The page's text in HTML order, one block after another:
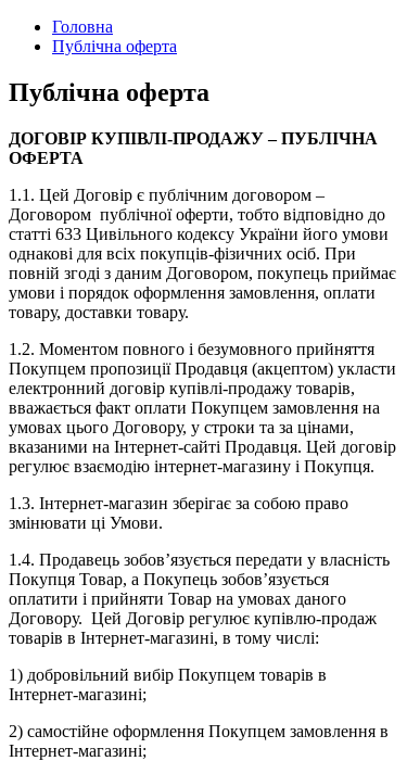
Головна
Публічна оферта
Публічна оферта
ДОГОВІР КУПІВЛІ-ПРОДАЖУ – ПУБЛІЧНА
ОФЕРТА
1.1. Цей Договір є публічним договором –
Договором публічної оферти, тобто відповідно до
статті 633 Цивільного кодексу України його умови
однакові для всіх покупців-фізичних осіб. При
повній згоді з даним Договором, покупець приймає
умови і порядок оформлення замовлення, оплати
товару, доставки товару.
1.2. Моментом повного і безумовного прийняття
Покупцем пропозиції Продавця (акцептом) укласти
електронний договір купівлі-продажу товарів,
вважається факт оплати Покупцем замовлення на
умовах цього Договору, у строки та за цінами,
вказаними на Інтернет-сайті Продавця. Цей договір
регулює взаємодію інтернет-магазину і Покупця.
1.3. Інтернет-магазин зберігає за собою право
змінювати ці Умови.
1.4. Продавець зобов’язується передати у власність
Покупця Товар, а Покупець зобов’язується
оплатити і прийняти Товар на умовах даного
Договору. Цей Договір регулює купівлю-продаж
товарів в Інтернет-магазині, в тому числі:
1) добровільний вибір Покупцем товарів в
Інтернет-магазині;
2) самостійне оформлення Покупцем замовлення в
Інтернет-магазині;